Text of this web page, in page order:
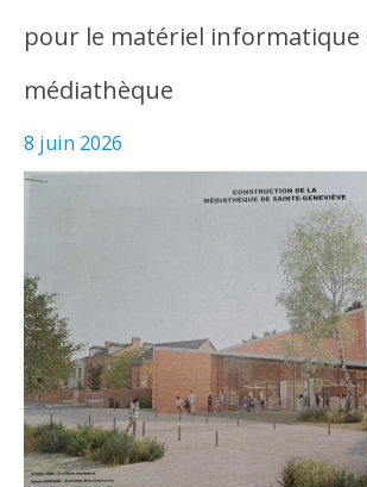
pour le matériel informatique
médiathèque
8 juin 2026